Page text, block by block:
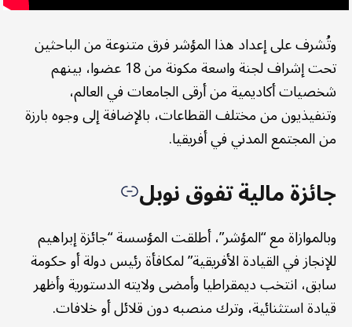
وتُشرف على إعداد هذا المؤشر فرق متنوعة من الباحثين
تحت إشراف لجنة واسعة مكونة من 18 عضوا، بينهم
شخصيات أكاديمية من أرقى الجامعات في العالم،
وتنفيذيون من مختلف القطاعات، بالإضافة إلى وجوه بارزة
من المجتمع المدني في أفريقيا.
جائزة مالية تفوق نوبل
وبالموازاة مع “المؤشر”، أطلقت المؤسسة “جائزة إبراهيم
للإنجاز في القيادة الأفريقية” لمكافأة رئيس دولة أو حكومة
سابق، انتخب ديمقراطيا وأمضى ولايته الدستورية وأظهر
قيادة استثنائية، وترك منصبه دون قلائل أو خلافات.